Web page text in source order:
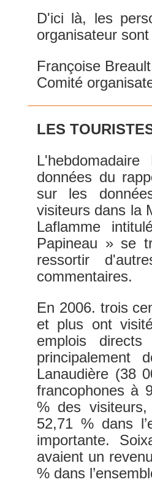
D'ici là, les
organisateur
Françoise
Comité
LES
données du
sur les
visiteurs dans la
Laflamme
Papineau » se
ressortir
commentaires.
En 2006. trois
et plus ont
emplois
Lanaudière (38
francophones à
% des
52,71 % dans
importante.
avaient un
% dans